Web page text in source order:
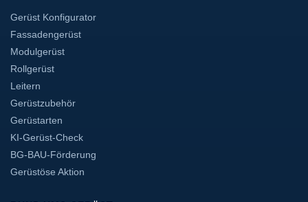
Gerüst Konfigurator
Fassadengerüst
Modulgerüst
Rollgerüst
Leitern
Gerüstzubehör
Gerüstarten
KI-Gerüst-Check
BG-BAU-Förderung
Gerüstöse Aktion